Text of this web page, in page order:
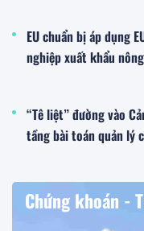
EU chuẩn bị áp dụng
nghiệp xuất khẩu
“Tê liệt” đường vào
tầng bài toán quản lý
Chứng khoán -